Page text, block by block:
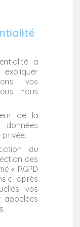
a
vos
nous
de la
du
des
« RGPD
ci-après
vos
appelées